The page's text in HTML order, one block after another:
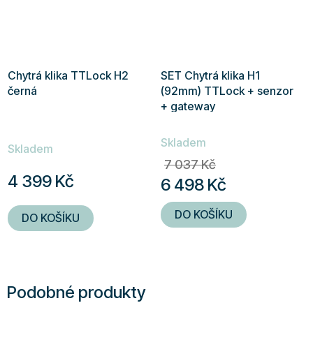
Chytrá klika TTLock H2
černá
Skladem
4 399 Kč
DO KOŠÍKU
SET Chytrá klika H1
(92mm) TTLock + senzor
+ gateway
hodnocení
produktu
je
5,0
z
Skladem
6 498 Kč
7 037 Kč
DO KOŠÍKU
Podobné produkty